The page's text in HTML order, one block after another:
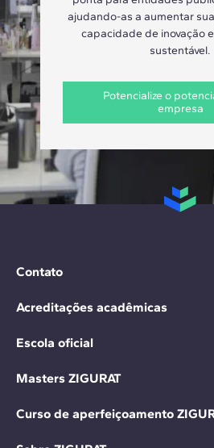
ajudando-as a aumentar
capacidade de inovação
sustentável.
Potencialize o
empresa
Contato
Acreditações acadêmicas
Escola oficial
Masters ZIGURAT
Curso de aperfeiçoamento